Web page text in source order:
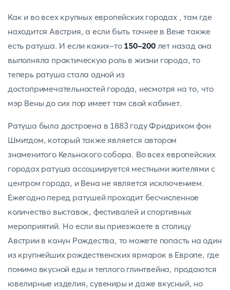
Как и во всех крупных европейских городах , там где
находится Австрия, а если быть точнее в Вене также
есть ратуша. И если каких-то150-200лет назад она
выполняла практическую роль в жизни города, то
теперь ратуша стала одной из
достопримечательностей города, несмотря на то, что
мэр Вены до сих пор имеет там свой кабинет.
Ратуша была достроена в 1883 году Фридрихом фон
Шмитдом, который также является автором
знаменитого Кельнского собора. Во всех европейских
городах ратуша ассоциируется местными жителями с
центром города, и Вена не является исключением.
Ежегодно перед ратушей проходит бесчисленное
количество выставок, фестивалей и спортивных
мероприятий. Но если вы приезжаете в столицу
Австрии в канун Рождества, то можете попасть на один
из крупнейших рождественских ярмарок в Европе, где
помимо вкусной еды и теплого глинтвейна, продаются
ювелирные изделия, сувениры и даже вкусный, но